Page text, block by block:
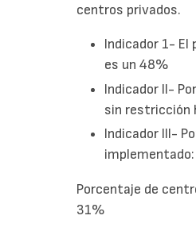
centros privados.
Indicador 1- El
es un 48%
Indicador II-
sin restricción
Indicador III-
Porcentaje de
31%